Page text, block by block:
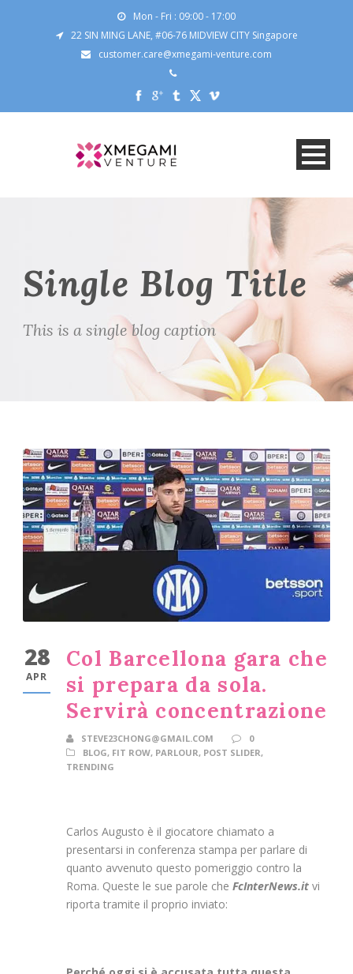
Mon - Fri : 09:00 - 17:00
22 SIN MING LANE, #06-76 MIDVIEW CITY Singapore
customer.care@xmegami-venture.com
Single Blog Title
This is a single blog caption
28
APR
Col Barcellona gara che
si prepara da sola.
Servirà concentrazione
STEVE23CHONG@GMAIL.COM
0
BLOG, FIT ROW, PARLOUR, POST SLIDER,
TRENDING
Carlos Augusto è il giocatore chiamato a
presentarsi in conferenza stampa per parlare di
quanto avvenuto questo pomeriggio contro la
Roma. Queste le sue parole che FcInterNews.it vi
riporta tramite il proprio inviato: